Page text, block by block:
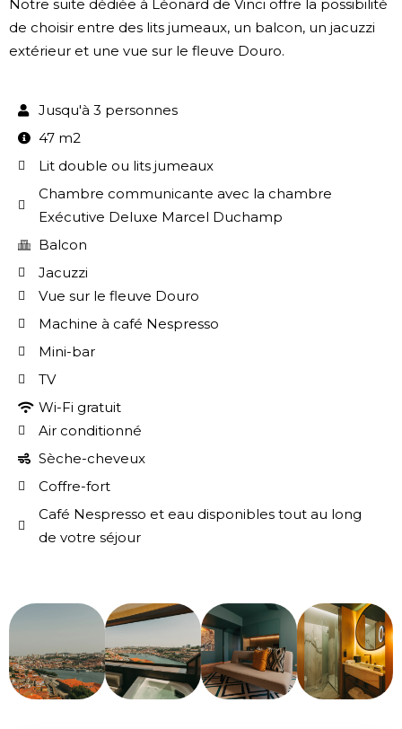
Notre suite dédiée à Léonard de Vinci offre la possibilité
de choisir entre des lits jumeaux, un balcon, un jacuzzi
extérieur et une vue sur le fleuve Douro.
Jusqu'à 3 personnes
47 m2
Lit double ou lits jumeaux
Chambre communicante avec la chambre
Exécutive Deluxe Marcel Duchamp
Balcon
Jacuzzi
Vue sur le fleuve Douro
Machine à café Nespresso
Mini-bar
TV
Wi-Fi gratuit
Air conditionné
Sèche-cheveux
Coffre-fort
Café Nespresso et eau disponibles tout au long
de votre séjour